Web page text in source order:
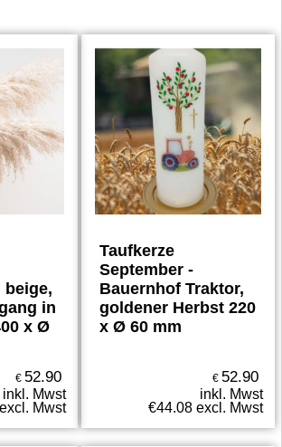
beige,
in
x Ø
€ 52.90
inkl. Mwst
excl. Mwst
Taufkerze
September -
Bauernhof Traktor,
goldener Herbst 220
x Ø 60 mm
€ 52.90
inkl. Mwst
€44.08 excl. Mwst